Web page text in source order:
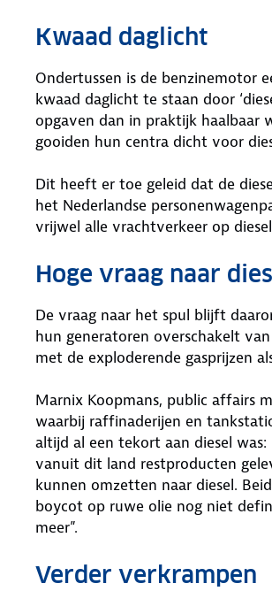
Kwaad daglicht
Ondertussen is de benzinemotor
kwaad daglicht te staan door
opgaven dan in praktijk haalbaar
gooiden hun centra dicht voor
Dit heeft er toe geleid dat de
het Nederlandse
vrijwel alle vrachtverkeer op
Hoge vraag naar
De vraag naar het spul blijft
hun generatoren overschakelt
met de exploderende gasprijzen
Marnix Koopmans, public affairs
waarbij raffinaderijen en
altijd al een tekort aan diesel
vanuit dit land restproducten
kunnen omzetten naar diesel.
boycot op ruwe olie nog niet
meer”.
Verder verkrampen